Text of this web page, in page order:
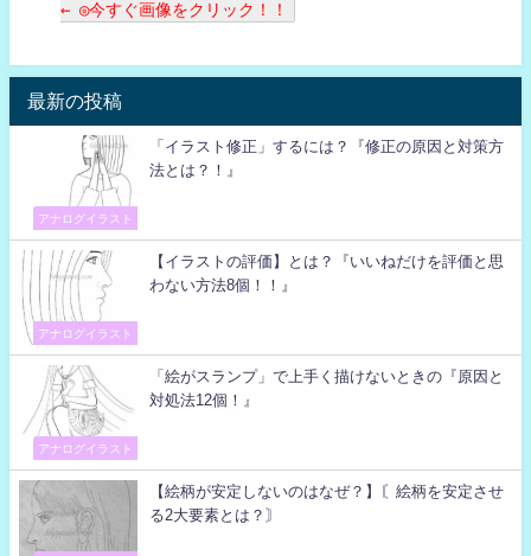
← ◎今すぐ画像をクリック！！
最新の投稿
アナログイラスト
「イラスト修正」するには？『修正の原因と対策方
法とは？！』
アナログイラスト
【イラストの評価】とは？『いいねだけを評価と思
わない方法8個！！』
アナログイラスト
「絵がスランプ」で上手く描けないときの『原因と
対処法12個！』
【絵柄が安定しないのはなぜ？】〘絵柄を安定させ
る2大要素とは？〙